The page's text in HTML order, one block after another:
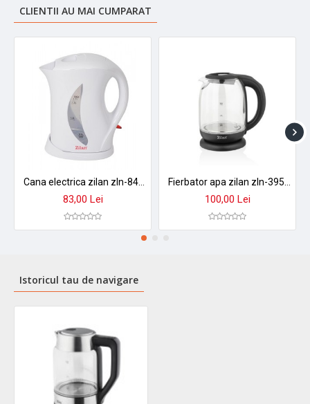
CLIENTII AU MAI CUMPARAT
83,00 Lei 100,00 Lei
Istoricul tau de navigare